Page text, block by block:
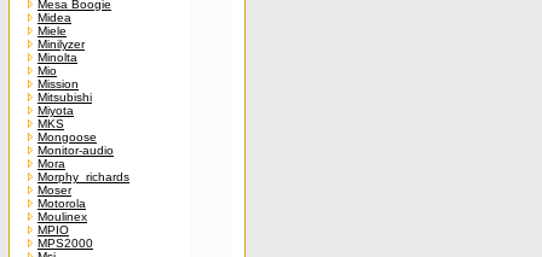
Mesa Boogie
Midea
Miele
Minilyzer
Minolta
Mio
Mission
Mitsubishi
Miyota
MKS
Mongoose
Monitor-audio
Mora
Morphy_richards
Moser
Motorola
Moulinex
MPIO
MPS2000